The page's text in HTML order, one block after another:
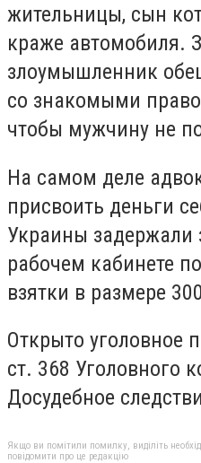
жительницы, сын
краже автомобиля.
злоумышленник
со знакомыми
чтобы мужчину не
На самом деле
присвоить деньги
Украины
рабочем кабинете
взятки в размере
Открыто уголовное
ст. 368 Уголовного
Досудебное
Якщо ви помітили помилку, виділіть
повідомити про це редакцію